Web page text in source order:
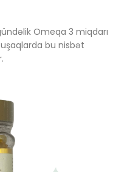
Omeqa 3 miqdarı
bu nisbət